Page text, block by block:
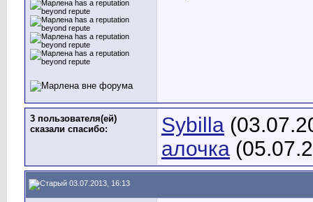
3 пользователя(ей)
сказали cпасибо:
Sybilla
алочка
03.07.2013, 16:13